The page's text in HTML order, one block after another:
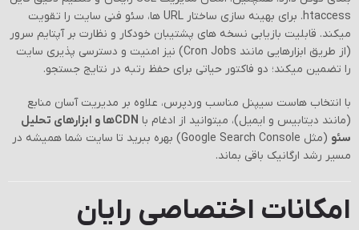
htaccess. برای بهینه سازی ساختار URL ها، سئو فنی سایت را تقویت
میکند. قابلیت بازیابی نسخه های پشتیبان خودکار و نظارت بر آپتایم سرور
(از طریق ابزارهایی مانند Cron Jobs) نیز امنیت و دسترسی پذیری سایت
را تضمین میکند؛ دو فاکتور حیاتی برای حفظ رتبه در نتایج جستجو.
با انتخاب هاست سیپنل مناسب وردپرس، علاوه بر مدیریت آسان منابع
(مانند دیتابیس و ایمیل)، میتوانید از ادغام با
CDNها و ابزارهای تحلیل
سئو
(مثل Google Search Console) بهره ببرید تا سایت شما همیشه در
مسیر رشد ارگانیک باقی بماند.
امکانات اختصاصی رایان